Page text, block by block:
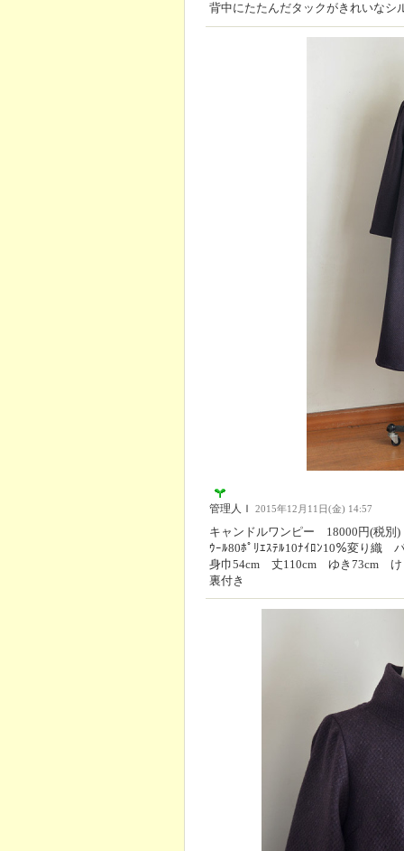
背中にたたんだタックがきれいなシ
管理人Ｉ 2015年12月11日(金) 14:57
キャンドルワンピー 18000円(税別)
ｳｰﾙ80ﾎﾟﾘｴｽﾃﾙ10ﾅｲﾛﾝ10％変り織
身巾54cm 丈110cm ゆき73cm け
裏付き